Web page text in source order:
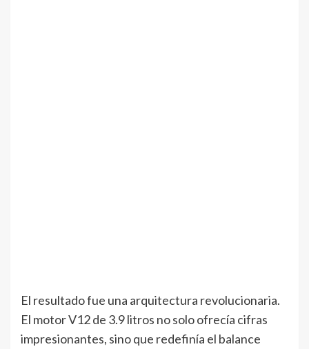
El resultado fue una arquitectura revolucionaria.
El motor V12 de 3.9 litros no solo ofrecía cifras
impresionantes, sino que redefinía el balance